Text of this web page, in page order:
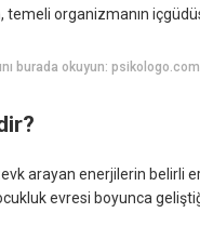
organizmanın
burada okuyun: psikologo.com
arayan enerjilerin belirli
evresi boyunca